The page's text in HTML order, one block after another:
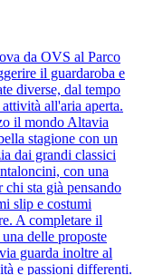
da OVS al Parco
il guardaroba e
diverse, dal tempo
all'aria aperta.
il mondo Altavia
stagione con un
dai grandi classici
con una
chi sta già pensando
slip e costumi
A completare il
delle proposte
guarda inoltre al
e passioni differenti.